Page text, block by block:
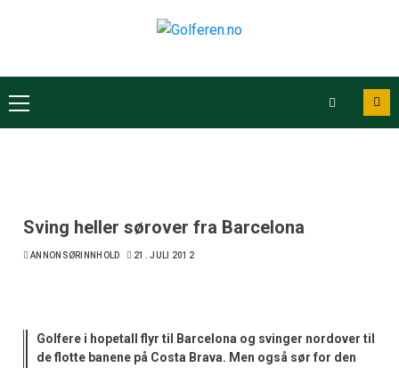
Sving heller sørover fra Barcelona
ANNONSØRINNHOLD 21. JULI 2012
Golfere i hopetall flyr til Barcelona og svinger nordover til
de flotte banene på Costa Brava. Men også sør for den